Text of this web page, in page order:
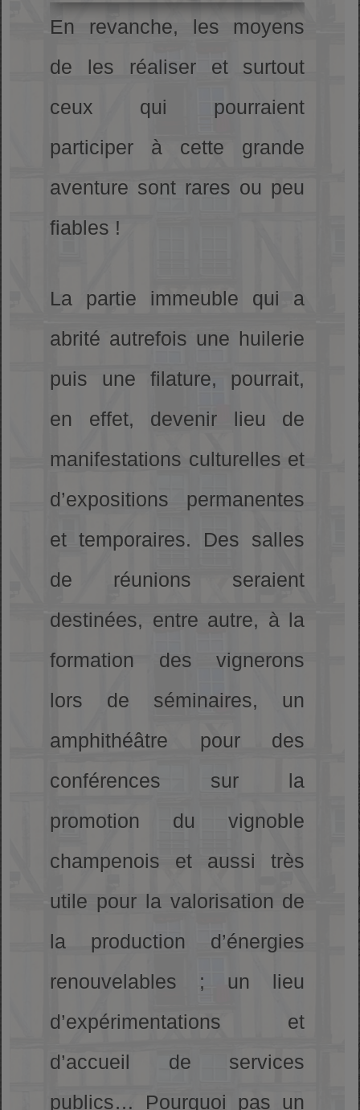
En revanche, les moyens
de les réaliser et surtout
ceux qui pourraient
participer à cette grande
aventure sont rares ou peu
fiables !
La partie immeuble qui a
abrité autrefois une huilerie
puis une filature, pourrait,
en effet, devenir lieu de
manifestations culturelles et
d’expositions permanentes
et temporaires. Des salles
de réunions seraient
destinées, entre autre, à la
formation des vignerons
lors de séminaires, un
amphithéâtre pour des
conférences sur la
promotion du vignoble
champenois et aussi très
utile pour la valorisation de
la production d’énergies
renouvelables ; un lieu
d’expérimentations et
d’accueil de services
publics… Pourquoi pas un